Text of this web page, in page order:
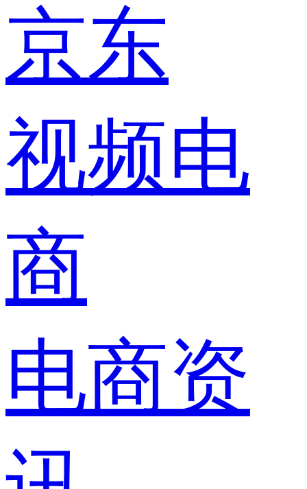
京东
视频电
商
电商资